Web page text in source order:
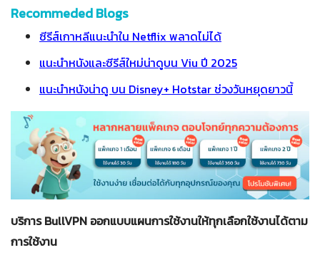
Recommeded Blogs
ซีรีส์เกาหลีแนะนำใน Netflix พลาดไม่ได้
แนะนำหนังและซีรีส์ใหม่น่าดูบน Viu ปี 2025
แนะนำหนังน่าดู บน Disney+ Hotstar ช่วงวันหยุดยาวนี้
บริการ BullVPN ออกแบบแผนการใช้งานให้ทุกเลือกใช้งานได้ตาม
การใช้งาน